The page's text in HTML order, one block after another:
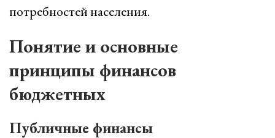
потребностей населения.
Понятие и основные
принципы финансов
бюджетных
Публичные финансы